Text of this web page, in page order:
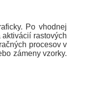
Po vhodnej
rastových
procesov v
zámeny vzorky.